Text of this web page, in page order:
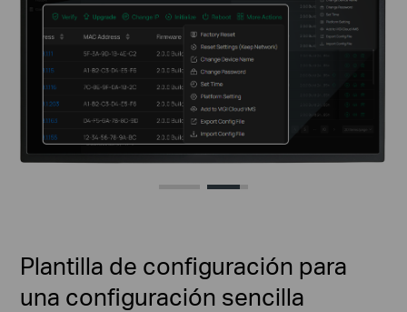
Plantilla de configuración para
una configuración sencilla